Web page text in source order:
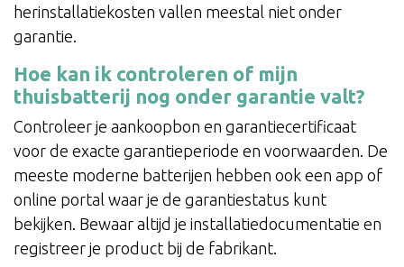
herinstallatiekosten vallen meestal niet onder
garantie.
Hoe kan ik controleren of mijn
thuisbatterij nog onder garantie valt?
Controleer je aankoopbon en garantiecertificaat
voor de exacte garantieperiode en voorwaarden. De
meeste moderne batterijen hebben ook een app of
online portal waar je de garantiestatus kunt
bekijken. Bewaar altijd je installatiedocumentatie en
registreer je product bij de fabrikant.